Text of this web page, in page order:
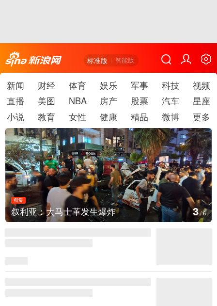
标准版 智能版
新闻 财经 体育 娱乐 军事 科技
视频
直播
美图 NBA 房产 股票 汽车
星座
小说
教育 女性 健康 精品 微博 更多
图集
云南弥勒：欢庆火把节 4/6